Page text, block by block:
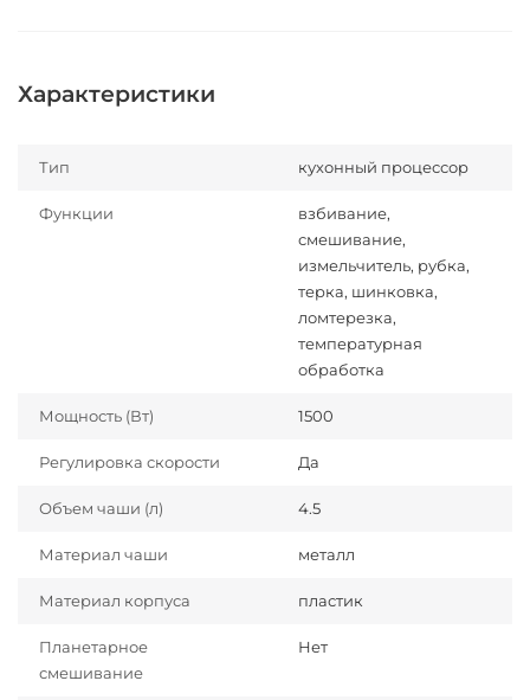
Характеристики
Тип кухонный процессор
Функции
взбивание,
смешивание,
измельчитель, рубка,
терка, шинковка,
ломтерезка,
температурная
обработка
Мощность (Вт) 1500
Регулировка скорости Да
Объем чаши (л) 4.5
Материал чаши металл
Материал корпуса пластик
Планетарное
смешивание
Нет